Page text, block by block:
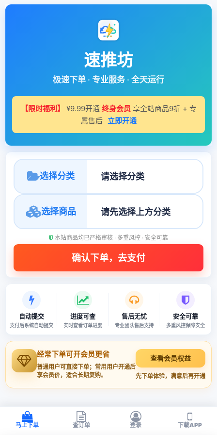
速推坊
极速下单 · 专业服务 · 全天运行
【限时福利】 ¥9.99开通 终身会员 享全站商品9折 + 专
属售后 立即开通
选择分类
选择商品
本站商品均已严格审核 · 多重风控 · 安全可靠
自动提交
支付后系统自动提交
进度可查
实时查看订单进度
售后无忧
专业团队售后支持
安全可靠
多重风控保障安全
经常下单可开会员更省
普通用户可直接下单；常用用户开通后
享会员价，适合长期复购。
查看会员权益
先下单体验，满意后再开通
马上下单 查订单 登录 下载APP